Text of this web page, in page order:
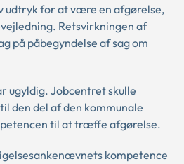
udtryk for at være en afgørelse,
Retsvirkningen af
på påbegyndelse af sag om
ugyldig. Jobcentret skulle
den del af den kommunale
til at træffe afgørelse.
kompetence